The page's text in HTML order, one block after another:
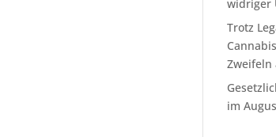
widriger
Trotz
Zweifeln
im